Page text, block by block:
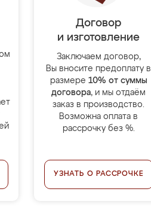
Договор
и изготовление
Заключаем договор,
Вы вносите предоплату в
размере 10% от суммы
договора, и мы отдаём
заказ в производство.
Возможна оплата в
рассрочку без %.
УЗНАТЬ О РАССРОЧКЕ